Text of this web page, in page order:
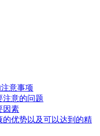
意事项
注意的问题
因素
优势以及可以达到的精